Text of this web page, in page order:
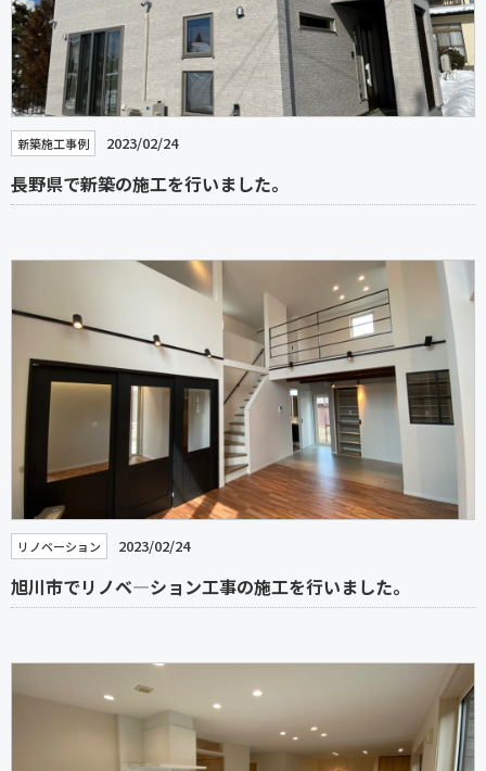
新築施工事例 2023/02/24
長野県で新築の施工を行いました。
リノベーション 2023/02/24
旭川市でリノベ―ション工事の施工を行いました。